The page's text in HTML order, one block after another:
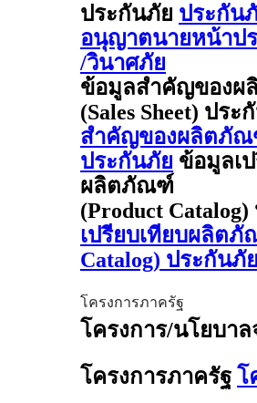
ประกันภัย ประกัน
อนุญาตนายหน้าป
/วินาศภัย
ข้อมูลสำคัญของ
(Sales Sheet) ประ
สำคัญของผลิตภัณฑ์
ประกันภัย ข้อมูลเ
ผลิตภัณฑ์
(Product
เปรียบเทียบผลิตภั
Catalog) ประกันภัย
โครงการภาครัฐ
โครงการ/นโยบา
โครงการภาครัฐ โ